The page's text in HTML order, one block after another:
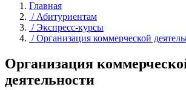
Главная
/Абитуриентам
/Экспресс-курсы
/Организация коммерческой
Организация
деятельности